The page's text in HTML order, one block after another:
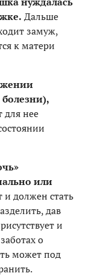
Дальше
замуж,
к матери
для нее
или
должен стать
дав
и
о
может под